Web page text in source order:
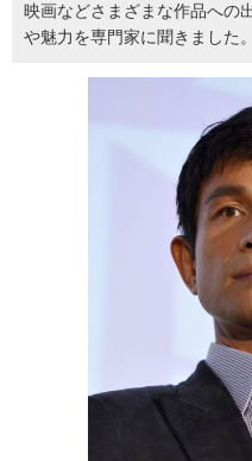
映画などさまざまな作品への
や魅力を専門家に聞きました。